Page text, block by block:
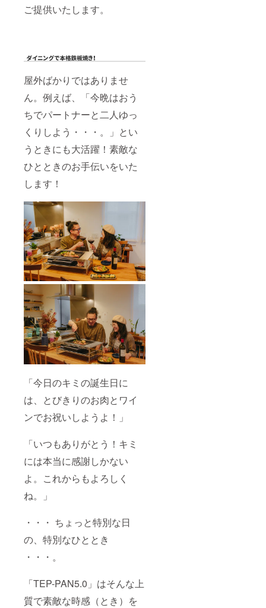
ご提供いたします。
屋外ばかりではありませ
ん。例えば、「今晩はおう
ちでパートナーと二人ゆっ
くりしよう・・・。」とい
うときにも大活躍！素敵な
ひとときのお手伝いをいた
します！
「今日のキミの誕生日に
は、とびきりのお肉とワイ
ンでお祝いしようよ！」
「いつもありがとう！キミ
には本当に感謝しかない
よ。これからもよろしく
ね。」
・・・ ちょっと特別な日
の、特別なひととき
・・・。
「TEP-PAN5.0」はそんな上
質で素敵な時感（とき）を